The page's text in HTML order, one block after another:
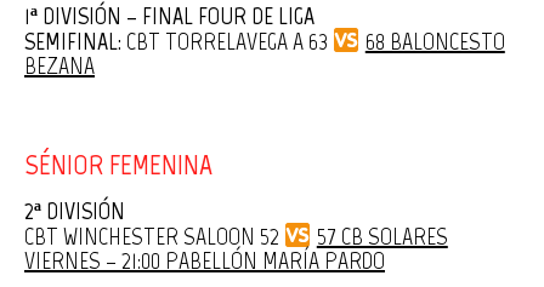
1ª DIVISIÓN – FINAL FOUR DE LIGA
SEMIFINAL: CBT TORRELAVEGA A 63
68 BALONCESTO
BEZANA
SÉNIOR FEMENINA
2ª DIVISIÓN
CBT WINCHESTER SALOON 52
57 CB SOLARES
VIERNES – 21:00 PABELLÓN MARÍA PARDO